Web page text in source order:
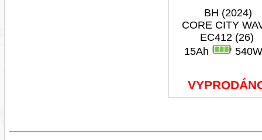
BH (2024)
CORE CITY
EC412 (26)
15Ah